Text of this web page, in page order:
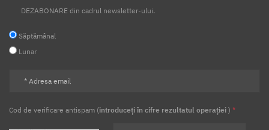
DEZABONARE din cadrul newsletter-ului.
Săptămânal
Lunar
Cod de verificare antispam (introduceți în cifre rezultatul operației ) *